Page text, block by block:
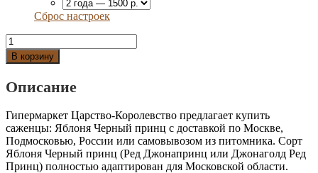
Сброс настроек
Количество
Яблоня
Черный
(Ред
или
Джонаголд
Ред
Принц)
В корзину
Описание
Гипермаркет Царство-Королевство предлагает купить
саженцы: Яблоня Черный принц с доставкой по Москве,
Подмосковью, России или самовывозом из питомника. Сорт
Яблоня Черный принц (Ред Джонапринц или Джонаголд Ред
Принц) полностью адаптирован для Московской области.